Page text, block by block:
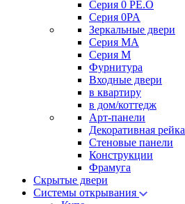
Серия 0 PE.O
Серия 0PA
Зеркальные двери
Серия MA
Серия M
Фурнитура
Входные двери
в квартиру
в дом/коттедж
Арт-панели
Декоративная рейка
Стеновые панели
Конструкции
Фрамуга
Скрытые двери
Системы открывания